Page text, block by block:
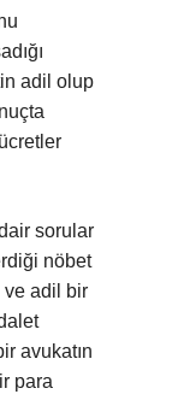
adil olup
sorular
nöbet
ve adil bir
avukatın
para